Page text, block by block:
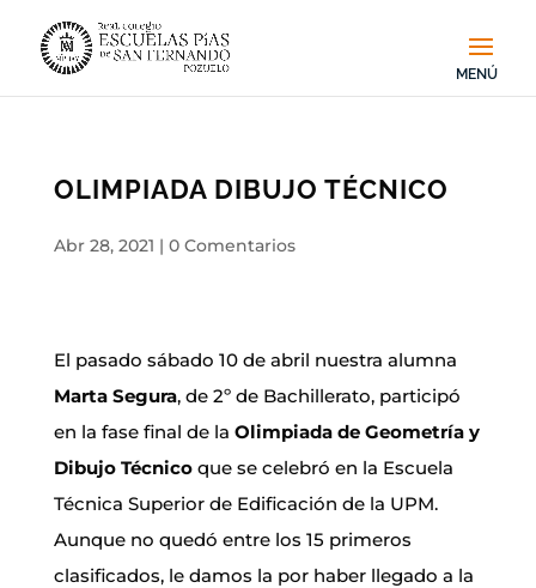
OLIMPIADA DIBUJO TÉCNICO
Abr 28, 2021 | 0 Comentarios
El pasado sábado 10 de abril nuestra alumna
Marta Segura, de 2º de Bachillerato, participó
en la fase final de la Olimpiada de Geometría y
Dibujo Técnicoque se celebró en la Escuela
Técnica Superior de Edificación de la UPM.
Aunque no quedó entre los 15 primeros
clasificados, le damos la por haber llegado a la